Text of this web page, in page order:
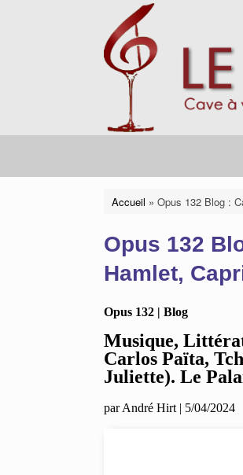
Accueil » Opus 132 Blog :
Opus 132
Hamlet,
Opus 132 | Blog
Musique,
Carlos Païta,
Juliette). Le
parAndré Hirt | 5/04/2024